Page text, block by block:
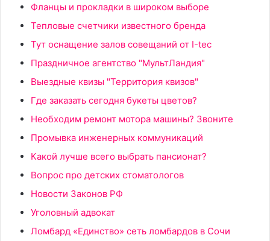
Фланцы и прокладки в широком выборе
Тепловые счетчики известного бренда
Тут оснащение залов совещаний от I-tec
Праздничное агентство "МультЛандия"
Выездные квизы "Территория квизов"
Где заказать сегодня букеты цветов?
Необходим ремонт мотора машины? Звоните
Промывка инженерных коммуникаций
Какой лучше всего выбрать пансионат?
Вопрос про детских стоматологов
Новости Законов РФ
Уголовный адвокат
Ломбард «Единство» сеть ломбардов в Сочи